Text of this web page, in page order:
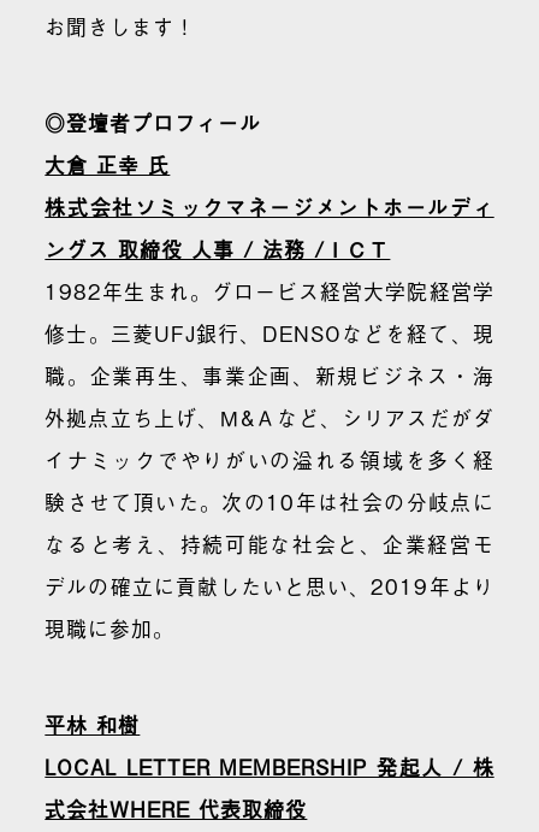
お聞きします！
◎登壇者プロフィール
大倉 正幸 氏
株式会社ソミックマネージメントホールディ
ングス 取締役 人事 / 法務 /ＩＣＴ
1982年生まれ。グロービス経営大学院経営学
修士。三菱UFJ銀行、DENSOなどを経て、現
職。企業再生、事業企画、新規ビジネス・海
外拠点立ち上げ、Ｍ&Ａなど、シリアスだがダ
イナミックでやりがいの溢れる領域を多く経
験させて頂いた。次の10年は社会の分岐点に
なると考え、持続可能な社会と、企業経営モ
デルの確立に貢献したいと思い、2019年より
現職に参加。
平林 和樹
LOCAL LETTER MEMBERSHIP 発起人 / 株
式会社WHERE 代表取締役